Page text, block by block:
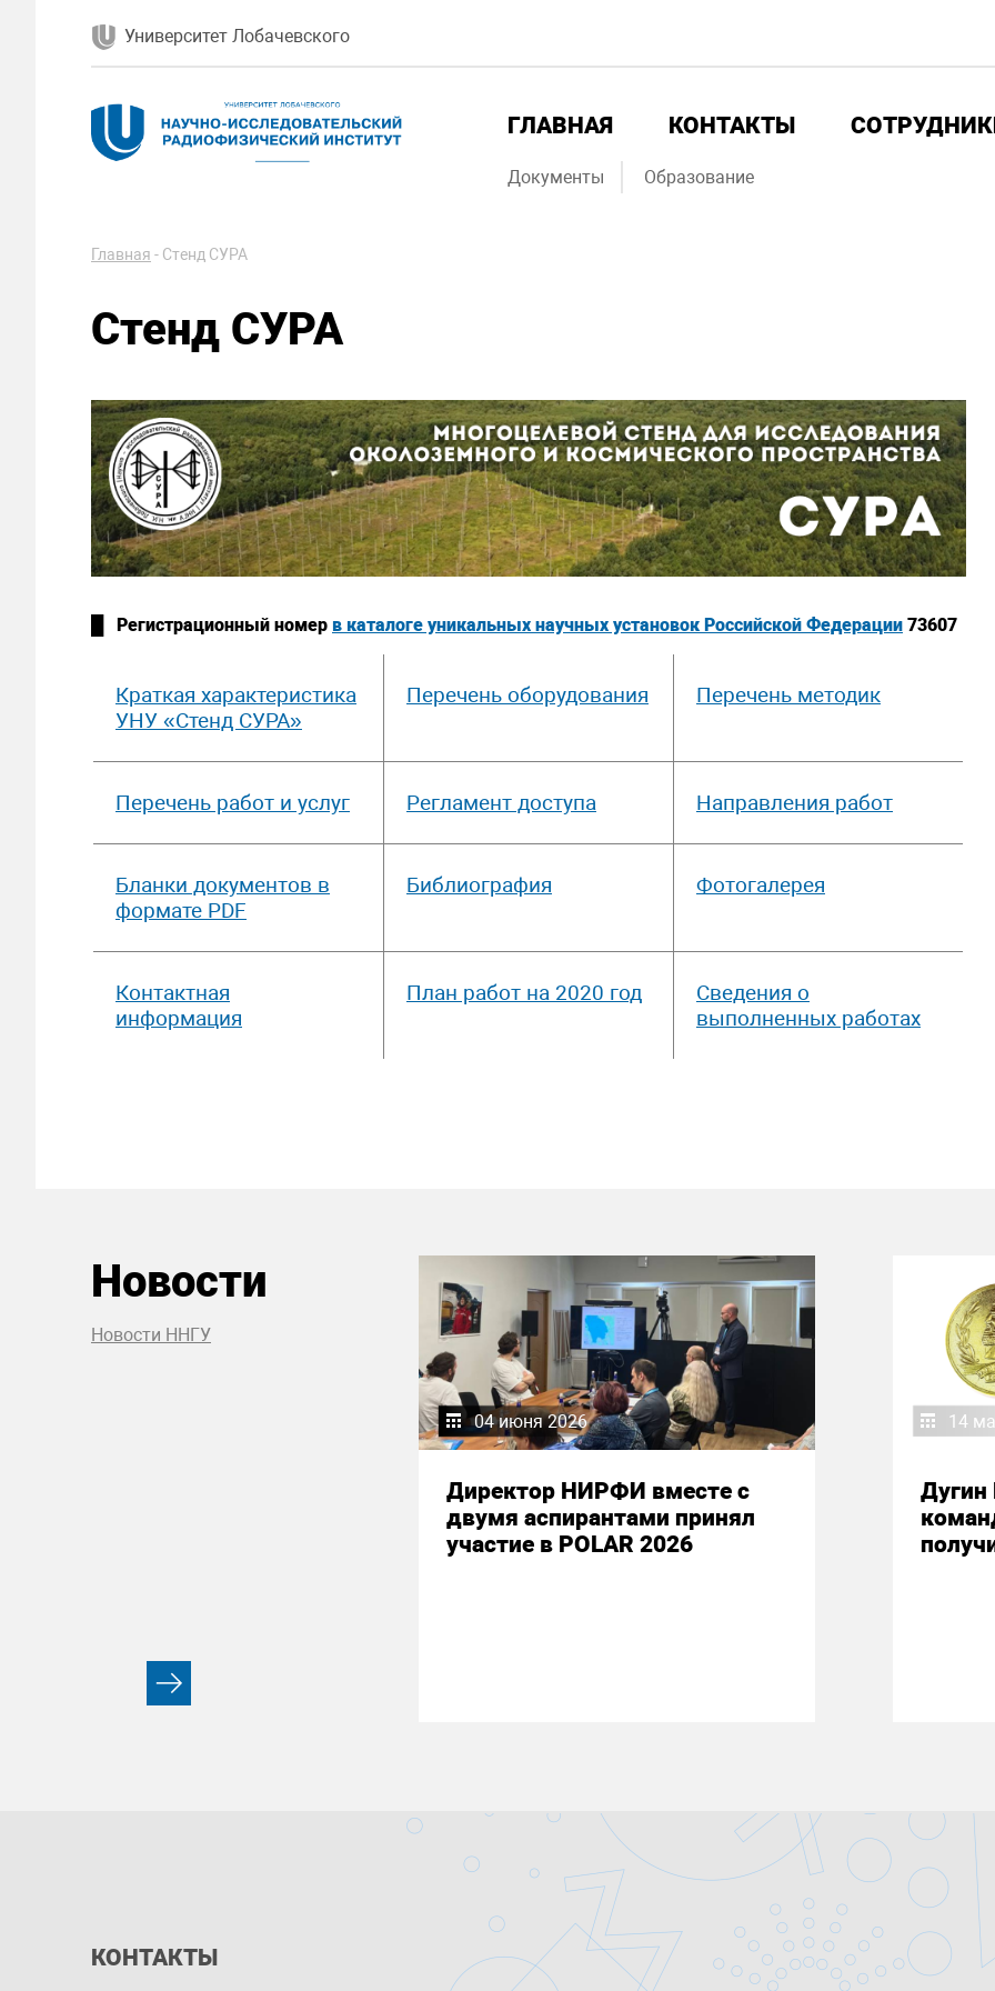
Университет Лобачевского
ГЛАВНАЯ КОНТАКТЫ
Документы Образование
Главная - Стенд СУРА
Стенд СУРА
█ Регистрационный номер в каталоге уникальных научных установок Российской Федерации 73607
Краткая характеристика
УНУ «Стенд СУРА»
Перечень оборудования Перечень методик
Перечень работ и услуг Регламент доступа Направления работ
Бланки документов в
формате PDF
Библиография Фотогалерея
Контактная
информация
План работ на 2020 год
Сведения о
выполненных работах
Новости
Новости ННГУ
04 июня 2026
Директор НИРФИ вместе с
двумя аспирантами принял
участие в POLAR 2026
14
Дугин
КОНТАКТЫ